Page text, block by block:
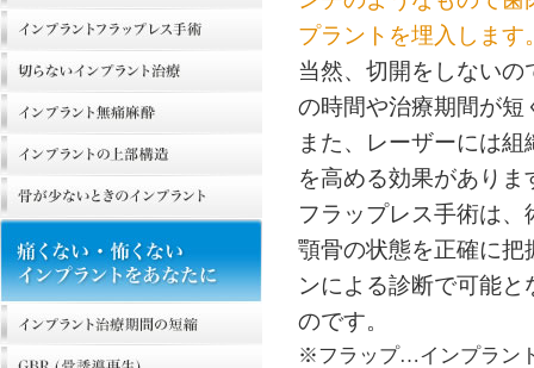
プラントを埋入します
当然、切開をしない
の時間や治療期間が短
また、レーザーには
を高める効果がありま
フラップレス手術は
顎骨の状態を正確に把
ンによる診断で可能
のです。
※フラップ…インプラン